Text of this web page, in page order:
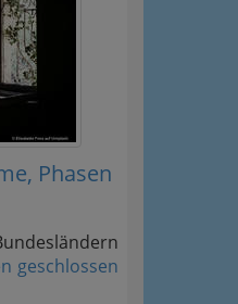
Phasen
geschlossen